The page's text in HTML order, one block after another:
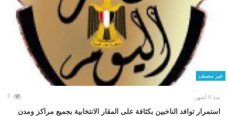
غير مصنف
منذ 9 أشهر 0
استمرار توافد الناخبين بكثافة على المقار الانتخابية بجميع مراكز ومدن